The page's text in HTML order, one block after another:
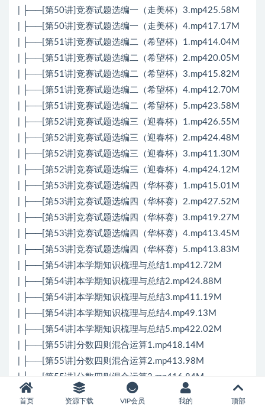
| ├──[第50讲]竞赛试题选编一（走美杯）3.mp425.58M
| ├──[第50讲]竞赛试题选编一（走美杯）4.mp417.17M
| ├──[第51讲]竞赛试题选编二（希望杯）1.mp414.04M
| ├──[第51讲]竞赛试题选编二（希望杯）2.mp420.05M
| ├──[第51讲]竞赛试题选编二（希望杯）3.mp415.82M
| ├──[第51讲]竞赛试题选编二（希望杯）4.mp412.70M
| ├──[第51讲]竞赛试题选编二（希望杯）5.mp423.58M
| ├──[第52讲]竞赛试题选编三（迎春杯）1.mp426.55M
| ├──[第52讲]竞赛试题选编三（迎春杯）2.mp424.48M
| ├──[第52讲]竞赛试题选编三（迎春杯）3.mp411.30M
| ├──[第52讲]竞赛试题选编三（迎春杯）4.mp424.12M
| ├──[第53讲]竞赛试题选编四（华杯赛）1.mp415.01M
| ├──[第53讲]竞赛试题选编四（华杯赛）2.mp427.52M
| ├──[第53讲]竞赛试题选编四（华杯赛）3.mp419.27M
| ├──[第53讲]竞赛试题选编四（华杯赛）4.mp413.45M
| ├──[第53讲]竞赛试题选编四（华杯赛）5.mp413.83M
| ├──[第54讲]本学期知识梳理与总结1.mp412.72M
| ├──[第54讲]本学期知识梳理与总结2.mp424.88M
| ├──[第54讲]本学期知识梳理与总结3.mp411.19M
| ├──[第54讲]本学期知识梳理与总结4.mp49.13M
| ├──[第54讲]本学期知识梳理与总结5.mp422.02M
| ├──[第55讲]分数四则混合运算1.mp418.14M
| ├──[第55讲]分数四则混合运算2.mp413.98M
| ├──[第55讲]分数四则混合运算3.mp416.84M
| ├──[第55讲]分数四则混合运算4.mp48.14M
首页 资源下载 VIP会员 我的 顶部